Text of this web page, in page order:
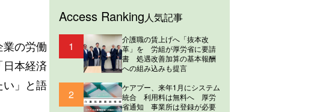
の労働
本経済
い」と語
Access Ranking人気記事
1
介護職の賃上げへ「抜本改
革」を 労組が厚労省に要請
書 処遇改善加算の基本報酬
への組み込みも提言
2
ケアプー、来年1月にシステム
統合 利用料は無料へ 厚労
省通知 事業所は登録が必要